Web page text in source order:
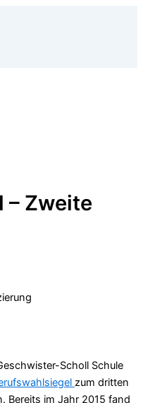
– Zweite
Scholl Schule
zum dritten
Bereits im Jahr 2015 fand